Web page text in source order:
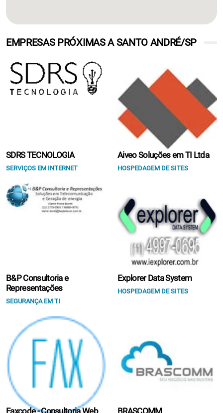
EMPRESAS PRÓXIMAS A SANTO ANDRÉ/SP
SDRS TECNOLOGIA
SERVIÇOS EM INTERNET
Aiveo Soluções em TI Ltda
HOSPEDAGEM DE SITES
B&P Consultoria e
Representações
SEGURANÇA EM TI
Explorer Data System
HOSPEDAGEM DE SITES
Faxcode - Consultoria Web BRASCOMM